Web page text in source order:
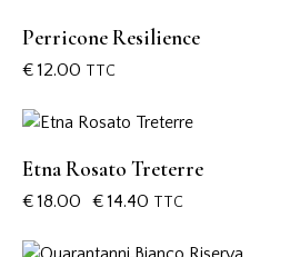
Perricone Resilience
€ 12.00 TTC
Etna Rosato Treterre
€ 18.00 € 14.40 TTC